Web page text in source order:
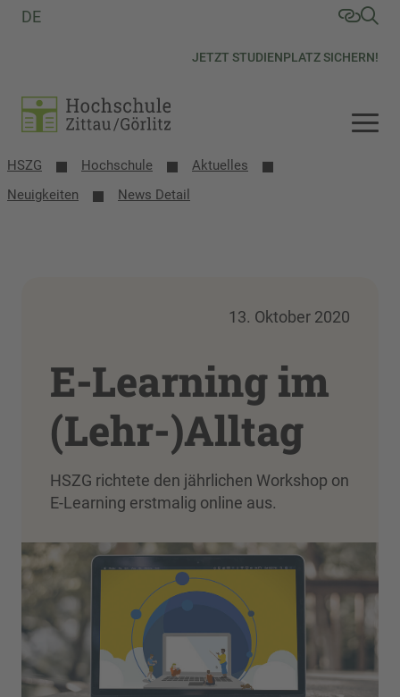
JETZT STUDIENPLATZ SICHERN!
DE
HSZG Hochschule
Aktuelles
Neuigkeiten
News Detail
13. Oktober 2020
E-Learning im
(Lehr-)Alltag
HSZG richtete den jährlichen Workshop on
E-Learning erstmalig online aus.